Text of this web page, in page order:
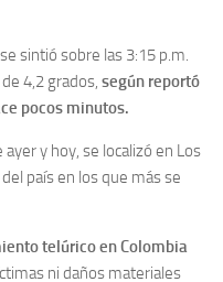
sintió sobre las 3:15 p.m.
4,2 grados, según reportó
pocos minutos.
y hoy, se localizó en Los
país en los que más se
telúrico en Colombia
ni daños materiales